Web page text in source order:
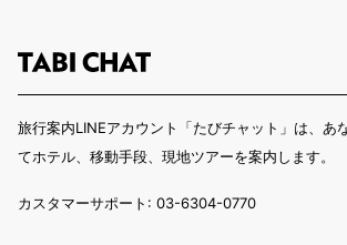
旅行案内LINEアカウント「たびチャット」は、あ
てホテル、移動手段、現地ツアーを案内します。
カスタマーサポート: 03-6304-0770